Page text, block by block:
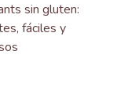
sin gluten:
fáciles y